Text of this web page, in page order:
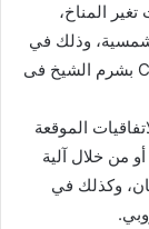
المناخ،
وذلك في
ضوء استضافة مصر للقمة العالمية للمناخ COP27 بشرم الشيخ فى
الموقعة
من خلال آلية
وكذلك في